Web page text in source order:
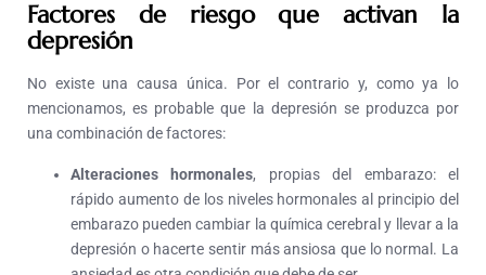
Factores de riesgo que activan la
depresión
No existe una causa única. Por el contrario y, como ya lo
mencionamos, es probable que la depresión se produzca por
una combinación de factores:
Alteraciones hormonales, propias del embarazo: el
rápido aumento de los niveles hormonales al principio del
embarazo pueden cambiar la química cerebral y llevar a la
depresión o hacerte sentir más ansiosa que lo normal. La